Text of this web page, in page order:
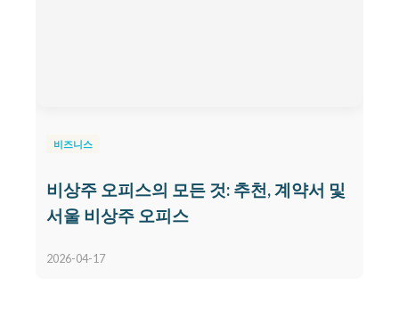
비즈니스
비상주 오피스의 모든 것: 추천, 계약서 및
서울 비상주 오피스
2026-04-17